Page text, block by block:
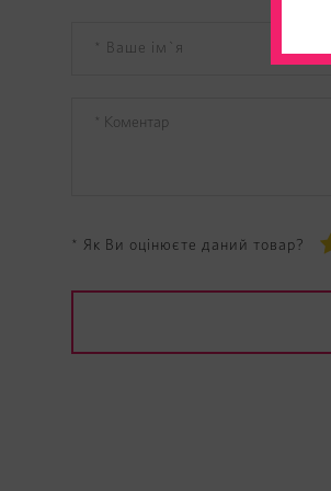
* Як Ви оцінюєте даний товар?